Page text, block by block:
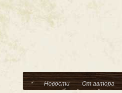
Новости От автора